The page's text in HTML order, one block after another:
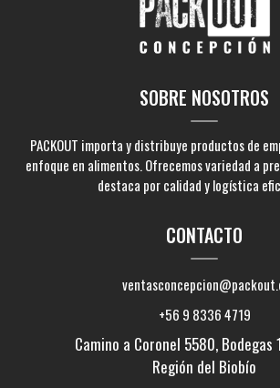
SOBRE NOSOTROS
PACKOUT importa y distribuye productos de
enfoque en alimentos. Ofrecemos variedad a
destaca por calidad y logística
CONTACTO
+56 9 8336 4719
Camino a Coronel 5580, Bodegas
Región del Biobío